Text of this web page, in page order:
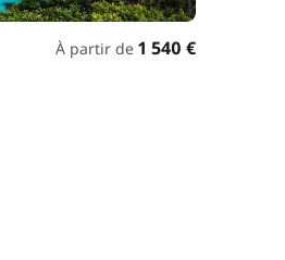
À partir de 1 540 €